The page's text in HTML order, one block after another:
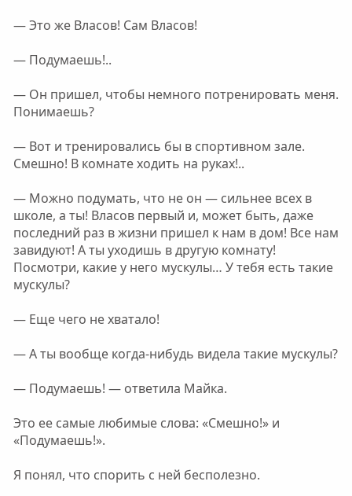
— Это же Власов! Сам Власов!
— Подумаешь!..
— Он пришел, чтобы немного потренировать меня.
Понимаешь?
— Вот и тренировались бы в спортивном зале.
Смешно! В комнате ходить на руках!..
— Можно подумать, что не он — сильнее всех в
школе, а ты! Власов первый и, может быть, даже
последний раз в жизни пришел к нам в дом! Все нам
завидуют! А ты уходишь в другую комнату!
Посмотри, какие у него мускулы… У тебя есть такие
мускулы?
— Еще чего не хватало!
— А ты вообще когда-нибудь видела такие мускулы?
— Подумаешь! — ответила Майка.
Это ее самые любимые слова: «Смешно!» и
«Подумаешь!».
Я понял, что спорить с ней бесполезно.